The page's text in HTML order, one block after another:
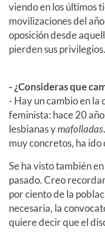
viendo en los últimos
movilizaciones del
oposición desde
pierden sus privilegios.
- ¿Consideras que
- Hay un cambio en la
feminista: hace 20
lesbianas ymafolladas
muy concretos, ha ido
Se ha visto también
pasado. Creo
por ciento de la
necesaria, la
quiere decir que el